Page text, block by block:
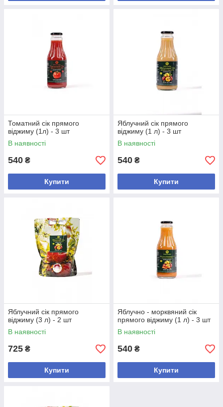
Томатний сік прямого
віджиму (1л) - 3 шт
В наявності
540 ₴
Купити
Яблучний сік прямого
віджиму (1 л) - 3 шт
В наявності
540 ₴
Купити
Яблучний сік прямого
віджиму (3 л) - 2 шт
В наявності
725 ₴
Купити
Яблучно - морквяний сік
прямого віджиму (1 л) - 3 шт
В наявності
540 ₴
Купити